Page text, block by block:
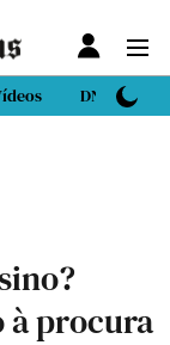
DN Sport
à procura